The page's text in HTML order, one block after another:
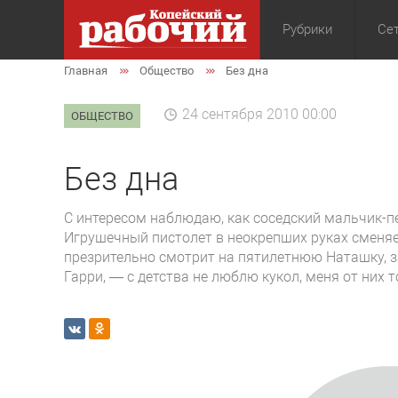
Рубрики
Главная Общество Без дна
ОБЩЕСТВО 24 сентября 2010 00:00
Без дна
С интересом наблюдаю, как соседский мальчик-
Игрушечный пистолет в неокрепших руках
презрительно смотрит на пятилетнюю Наташку,
Гарри, — с детства не люблю кукол, меня от них